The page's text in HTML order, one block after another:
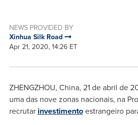
NEWS PROVIDED BY
Xinhua Silk Road
Apr 21, 2020, 14:26 ET
ZHENGZHOU, China, 21 de abril de
uma das nove zonas nacionais, na
recrutar investimentoestrangeiro